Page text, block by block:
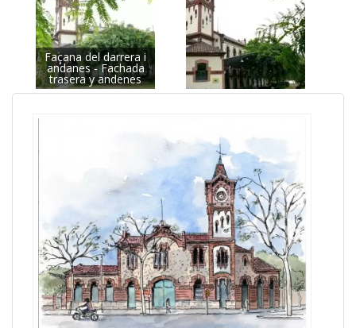
Façana del darrera i
andanes - Fachada
trasera y andenes